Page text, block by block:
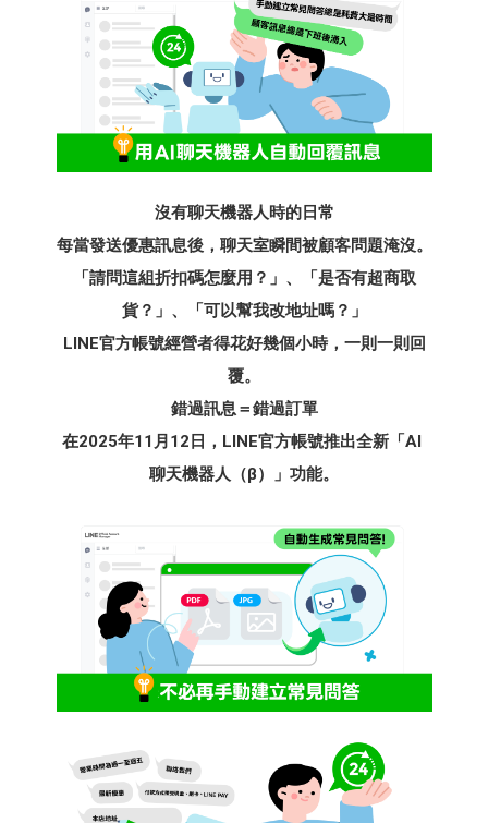
沒​有​聊天​機器​人時​的​日常​​
​每​當​發​送​優惠​訊息後，​聊天室​瞬間​被​顧客​問題​淹沒。​​
​「請問​這組折扣碼怎​麼用？」​​、「是否​有​超商​取
貨？」​​、​「可以​幫​我​改地​址嗎？」​​
LINE官方帳號經營者​得​花好​幾個​小時，​一​則​一​則​回
覆。​​
錯過​訊息​＝錯過訂單
在2025年11月12日，LINE官方帳號推出全​新​「AI​ ​
聊​天​機器​人​（β）」​功能。